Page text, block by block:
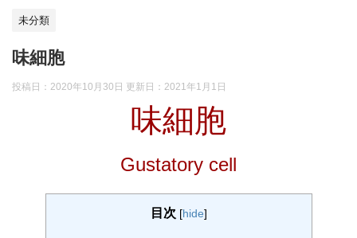
未分類
味細胞
投稿日：2020年10月30日 更新日： 2021年1月1日
味細胞
Gustatory cell
目次 [hide]